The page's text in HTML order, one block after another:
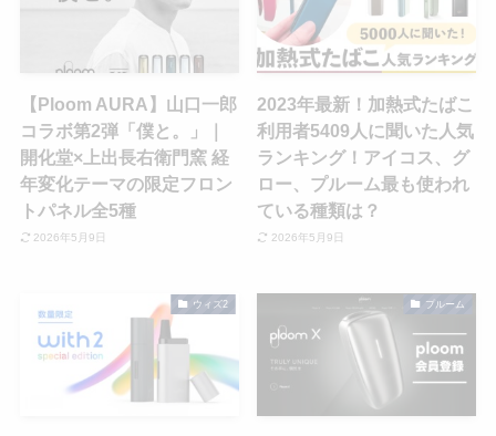
【Ploom AURA】山口一郎
コラボ第2弾「僕と。」｜
開化堂×上出長右衛門窯 経
年変化テーマの限定フロン
トパネル全5種
2026年5月9日
2023年最新！加熱式たばこ
利用者5409人に聞いた人気
ランキング！アイコス、グ
ロー、プルーム最も使われ
ている種類は？
2026年5月9日
ウィズ2 プルーム